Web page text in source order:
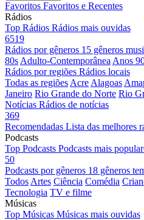
Favoritos Favoritos e Recentes
Rádios
Top Rádios Rádios mais ouvidas
6519
Rádios por gêneros 15 gêneros
80s Adulto-Contemporânea Anos
Rádios por regiões Rádios locais
Todas as regiões Acre Alagoas
Janeiro Rio Grande do Norte Rio
Notícias Rádios de notícias
369
Recomendadas Lista das melhores
Podcasts
Top Podcasts Podcasts mais
50
Podcasts por gêneros 18 gêneros
Todos Artes Ciência Comédia
Tecnologia TV e filme
Músicas
Top Músicas Músicas mais ouvidas